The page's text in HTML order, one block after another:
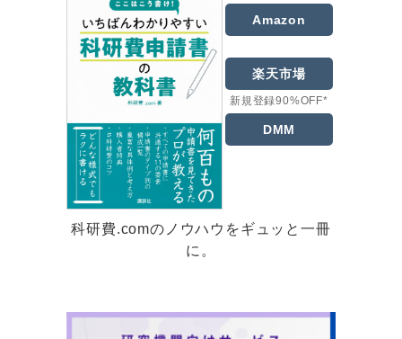
Amazon
楽天市場
新規登録90%OFF*
DMM
科研費.comのノウハウをギュッと一冊
に。